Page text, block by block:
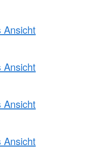
Ansicht
Ansicht
Ansicht
Ansicht